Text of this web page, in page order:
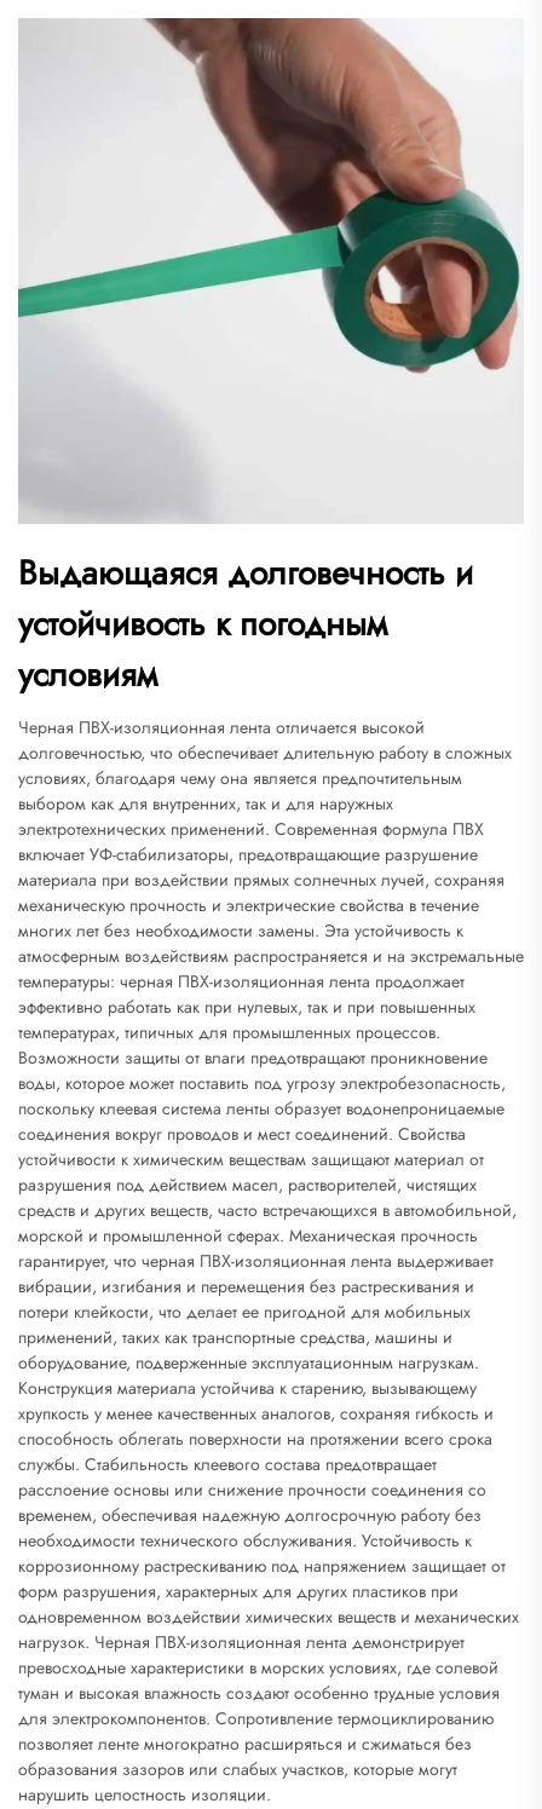
Выдающаяся долговечность и
устойчивость к погодным
условиям
Черная ПВХ-изоляционная лента отличается высокой
долговечностью, что обеспечивает длительную работу в сложных
условиях, благодаря чему она является предпочтительным
выбором как для внутренних, так и для наружных
электротехнических применений. Современная формула ПВХ
включает УФ-стабилизаторы, предотвращающие разрушение
материала при воздействии прямых солнечных лучей, сохраняя
механическую прочность и электрические свойства в течение
многих лет без необходимости замены. Эта устойчивость к
атмосферным воздействиям распространяется и на экстремальные
температуры: черная ПВХ-изоляционная лента продолжает
эффективно работать как при нулевых, так и при повышенных
температурах, типичных для промышленных процессов.
Возможности защиты от влаги предотвращают проникновение
воды, которое может поставить под угрозу электробезопасность,
поскольку клеевая система ленты образует водонепроницаемые
соединения вокруг проводов и мест соединений. Свойства
устойчивости к химическим веществам защищают материал от
разрушения под действием масел, растворителей, чистящих
средств и других веществ, часто встречающихся в автомобильной,
морской и промышленной сферах. Механическая прочность
гарантирует, что черная ПВХ-изоляционная лента выдерживает
вибрации, изгибания и перемещения без растрескивания и
потери клейкости, что делает ее пригодной для мобильных
применений, таких как транспортные средства, машины и
оборудование, подверженные эксплуатационным нагрузкам.
Конструкция материала устойчива к старению, вызывающему
хрупкость у менее качественных аналогов, сохраняя гибкость и
способность облегать поверхности на протяжении всего срока
службы. Стабильность клеевого состава предотвращает
расслоение основы или снижение прочности соединения со
временем, обеспечивая надежную долгосрочную работу без
необходимости технического обслуживания. Устойчивость к
коррозионному растрескиванию под напряжением защищает от
форм разрушения, характерных для других пластиков при
одновременном воздействии химических веществ и механических
нагрузок. Черная ПВХ-изоляционная лента демонстрирует
превосходные характеристики в морских условиях, где солевой
туман и высокая влажность создают особенно трудные условия
для электрокомпонентов. Сопротивление термоциклированию
позволяет ленте многократно расширяться и сжиматься без
образования зазоров или слабых участков, которые могут
нарушить целостность изоляции.